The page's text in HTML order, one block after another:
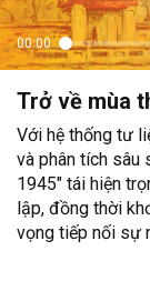
00:00
Trở về mùa
Với hệ thống tư
và phân tích sâu
1945" tái hiện
lập, đồng thời
vọng tiếp nối sự